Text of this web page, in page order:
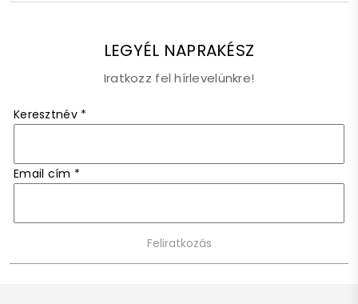
LEGYÉL NAPRAKÉSZ
Iratkozz fel hírlevelünkre!
Keresztnév *
Email cím *